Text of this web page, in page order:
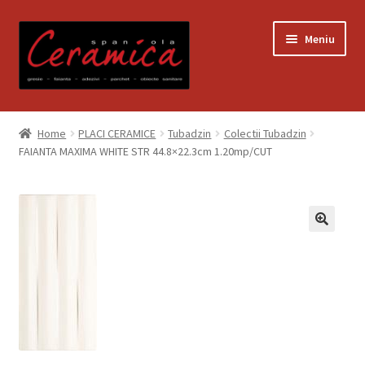
la
navigare
la
conținut
Meniu
Prima pagină
Blog
Contact
Coș
Despre noi
Home PLACI CERAMICE Tubadzin
Colectii Tubadzin
FAIANTA MAXIMA WHITE STR 44.8×22.3cm 1.20mp/CUT